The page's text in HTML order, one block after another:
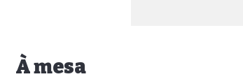
À mesa